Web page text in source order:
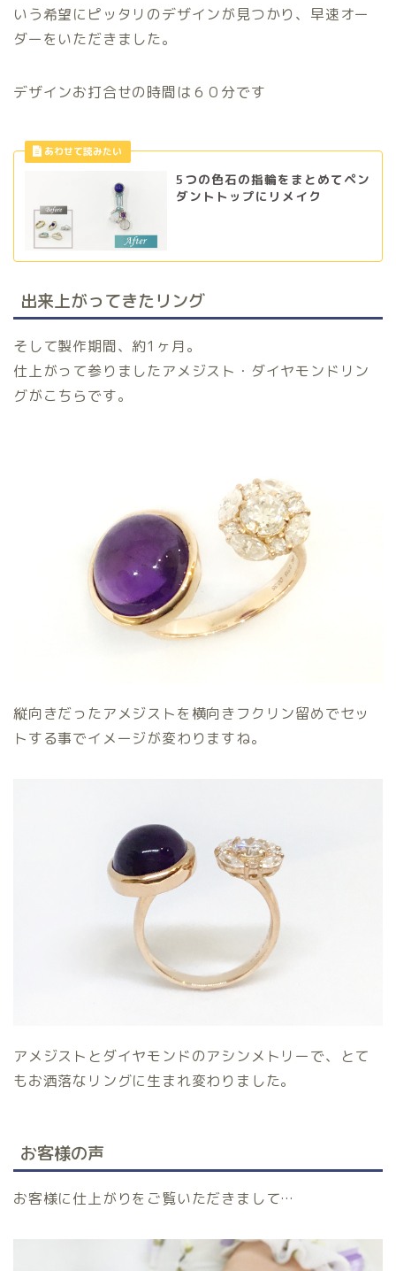
いう希望にピッタリのデザインが見つかり、早速オー
ダーをいただきました。
デザインお打合せの時間は６０分です
5つの色石の指輪をまとめてペン
ダントトップにリメイク
出来上がってきたリング
そして製作期間、約1ヶ月。
仕上がって参りましたアメジスト・ダイヤモンドリン
グがこちらです。
縦向きだったアメジストを横向きフクリン留めでセッ
トする事でイメージが変わりますね。
アメジストとダイヤモンドのアシンメトリーで、とて
もお洒落なリングに生まれ変わりました。
お客様の声
お客様に仕上がりをご覧いただきまして…